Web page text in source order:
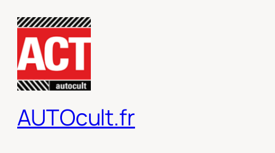
contenu
AUTOcult.fr